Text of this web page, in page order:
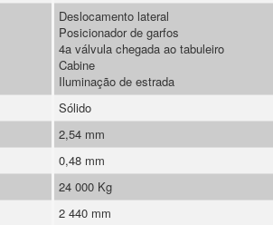
Deslocamento lateral
Posicionador de garfos
4a válvula chegada ao tabuleiro
Cabine
Iluminação de estrada
Sólido
2,54 mm
0,48 mm
24 000 Kg
2 440 mm